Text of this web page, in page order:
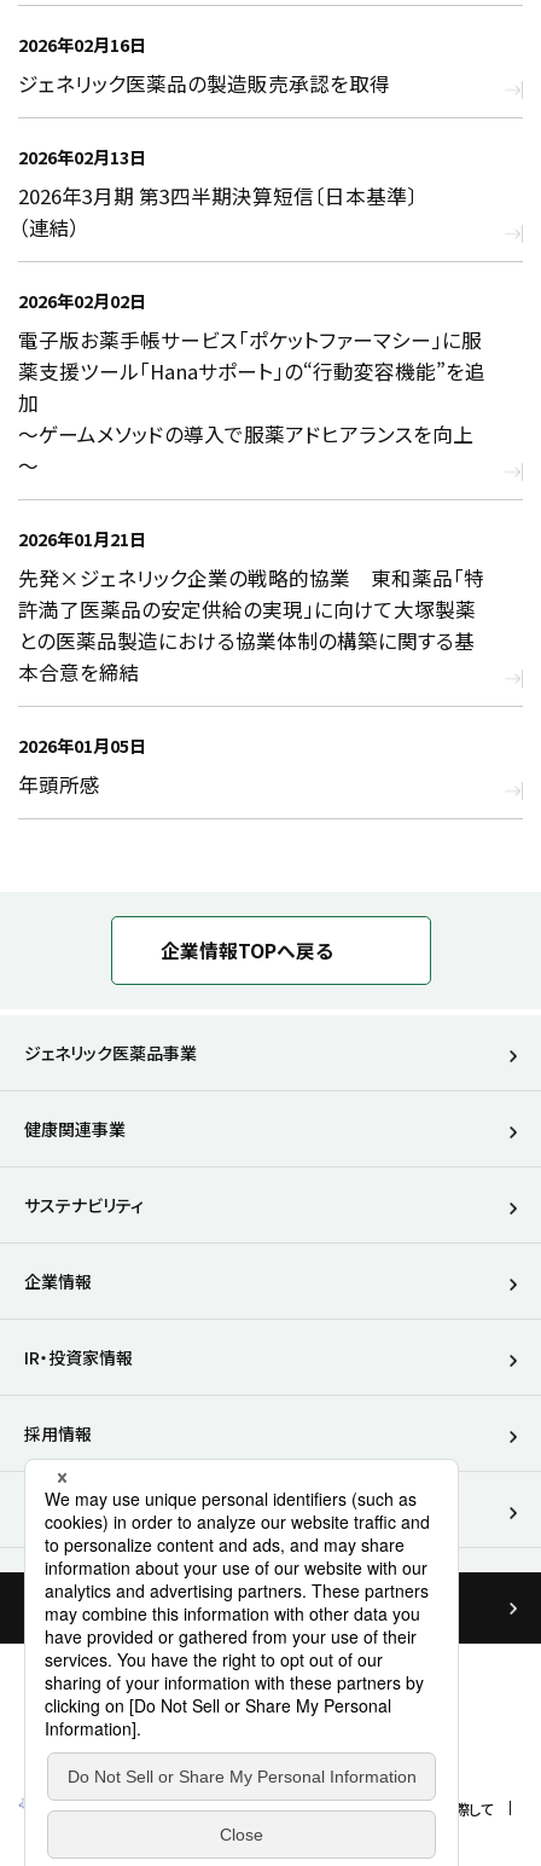
2026年02月16日
ジェネリック医薬品の製造販売承認を取得
2026年02月13日
2026年3月期 第3四半期決算短信〔日本基準〕
（連結）
2026年02月02日
電子版お薬手帳サービス「ポケットファーマシー」に服
薬支援ツール「Hanaサポート」の“行動変容機能”を追
加
～ゲームメソッドの導入で服薬アドヒアランスを向上
～
2026年01月21日
先発×ジェネリック企業の戦略的協業 東和薬品「特
許満了医薬品の安定供給の実現」に向けて大塚製薬
との医薬品製造における協業体制の構築に関する基
本合意を締結
2026年01月05日
年頭所感
企業情報TOPへ戻る
ジェネリック医薬品事業
健康関連事業
サステナビリティ
企業情報
IR・投資家情報
別ウィンドウで開きます
採用情報
別ウィンドウで開きます
医療関係者向けサイト
お問い合わせ
サイトマップ
個人情報保護方針
特定個人情報取扱方針
SNS利用規約
ご利用に際して
Cookieポリシー
ウェブアクセシビリティ方針